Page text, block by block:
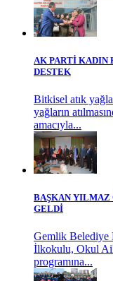
AK PARTİ KADIN
DESTEK
Bitkisel atık
yağların
amacıyla...
BAŞKAN YILMAZ
GELDİ
Gemlik Belediye
İlkokulu, Okul
programına...